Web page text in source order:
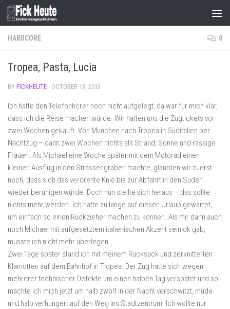
Skip to content
HARDCORE 0
Tropea, Pasta, Lucia
BY FICKHEUTE · OCTOBER 13, 2013
Ich hatte den Telefonhörer noch nicht aufgelegt, da war für mich klar,
dass ich die Reise machen würde. Wir hatten uns die Zugtickets vor
zwei Wochen gekauft. Von München nach Tropea in Süditalien per
Nachtzug – dann zwei Wochen nichts als Strand, Sonne und rassige
Frauen. Als Michael eine Woche später mit dem Motorad einen
kleinen Ausflug in den Strassengraben machte, glaubten wir zuerst
noch, dass sich das verdrehte Knie bis zur Abfahrt in den Süden
wieder beruhigen würde. Doch nun stellte sich heraus – das sollte
nichts mehr werden. Ich hatte zu lange auf diesen Urlaub gewartet,
um einfach so einen Rückzieher machen zu können. Als mir dann auch
noch Michael mit aufgesetztem italienischen Akzent sein ok gab,
musste ich nicht mehr überlegen.
Zwei Tage später stand ich mit meinem Rucksack und zerknitterten
Klamotten auf dem Bahnhof in Tropea. Der Zug hatte sich wegen
mehrerer technischer Defekte um einen halben Tag verspätet und so
machte ich mich jetzt um halb zwölf in der Nacht verschwitzt, müde
und halb verhungert auf den Weg ins Stadtzentrum. Ich wollte nur